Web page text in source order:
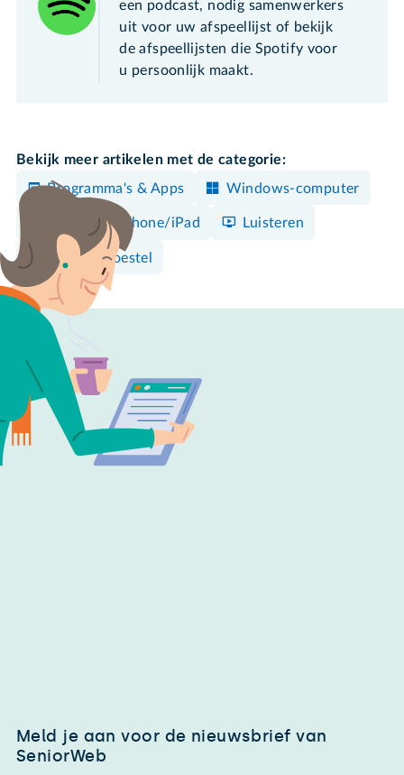
een podcast, nodig samenwerkers
uit voor uw afspeellijst of bekijk
de afspeellijsten die Spotify voor
u persoonlijk maakt.
Bekijk meer artikelen met de categorie:
Programma's & Apps
Windows-computer
iPhone/iPad Luisteren
Android-toestel
Meld je aan voor de nieuwsbrief van
SeniorWeb